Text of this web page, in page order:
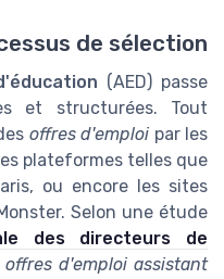
de sélection
(AED) passe
et structurées. Tout
offres d'emploi par les
plateformes telles que
ou encore les sites
Selon une étude
des directeurs de
offres d'emploi assistant